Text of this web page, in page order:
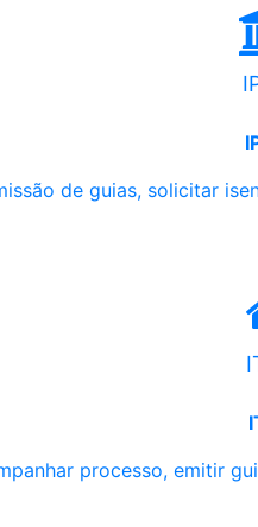
de guias, solicitar
processo, emitir